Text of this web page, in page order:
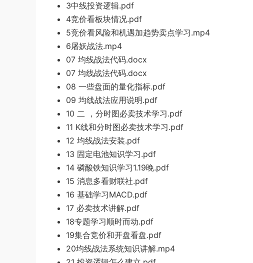
3中线投资逻辑.pdf
4竞价看板块情况.pdf
5竞价看风险和机遇加趋势卖点学习.mp4
6屠妖战法.mp4
07 均线战法代码.docx
07 均线战法代码.docx
08 一些盘面的量化指标.pdf
09 均线战法应用说明.pdf
10 二 ，分时图必卖技术学习.pdf
11 K线和分时图必卖技术学习.pdf
12 均线战法安装.pdf
13 固定电池知识学习.pdf
14 磷酸铁知识学习1.19晚.pdf
15 消息多看财联社.pdf
16 基础学习MACD.pdf
17 必卖技术讲解.pdf
18专题学习顺时而动.pdf
19集合竞价和开盘看盘.pdf
20均线战法系统知识讲解.mp4